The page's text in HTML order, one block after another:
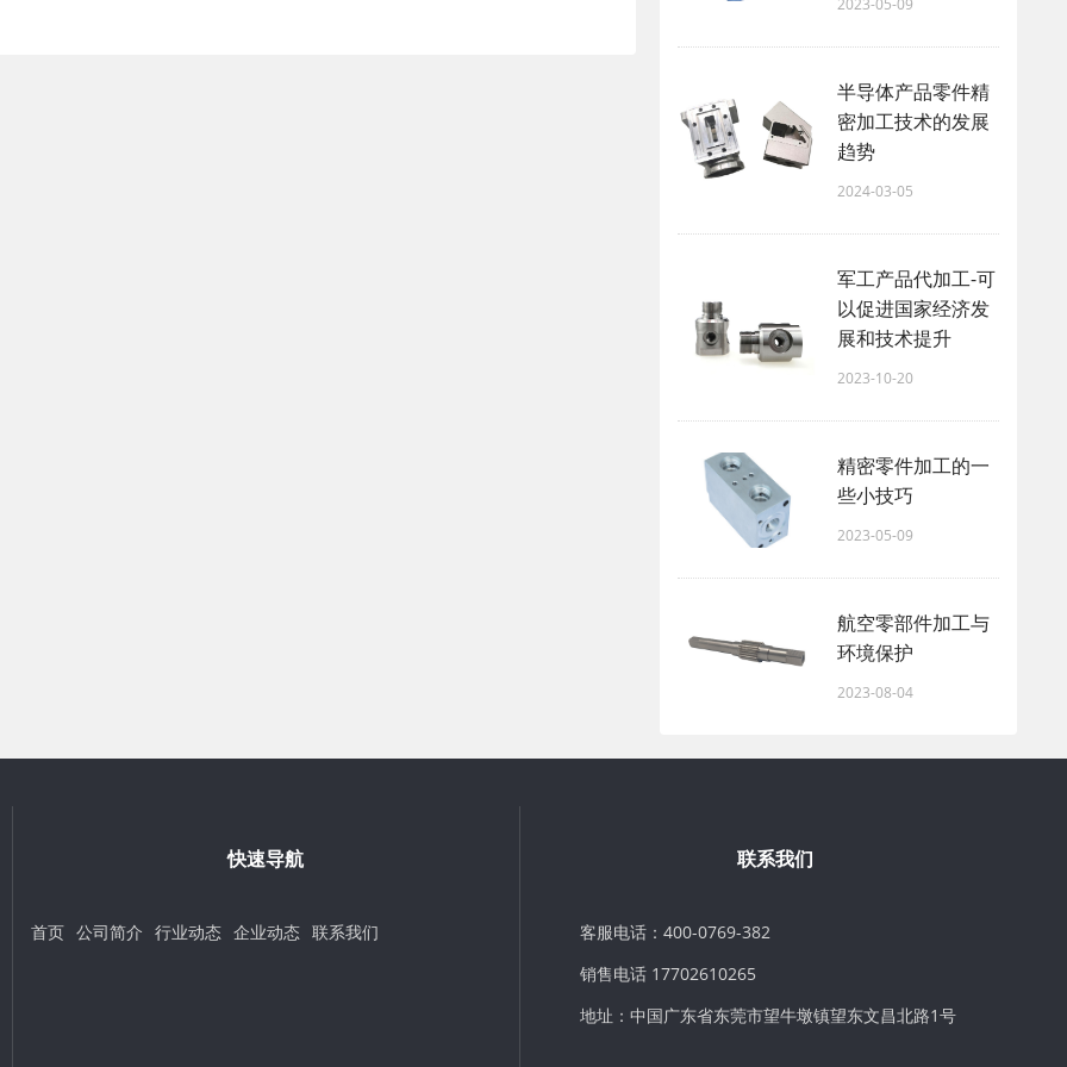
2023-05-09
半导体产品零件精
密加工技术的发展
趋势
2024-03-05
军工产品代加工-可
以促进国家经济发
展和技术提升
2023-10-20
精密零件加工的一
些小技巧
2023-05-09
航空零部件加工与
环境保护
2023-08-04
快速导航
首页 公司简介 行业动态 企业动态 联系我们
联系我们
客服电话：400-0769-382
销售电话 17702610265
地址：中国广东省东莞市望牛墩镇望东文昌北路1号